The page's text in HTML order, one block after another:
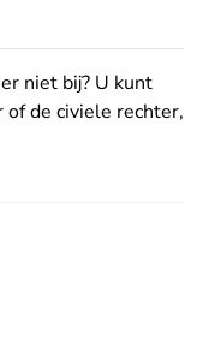
niet bij? U kunt
of de civiele rechter,